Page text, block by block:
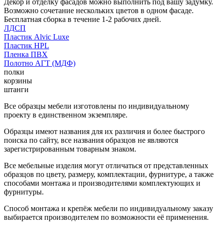
Возможно сочетание нескольких цветов в одном фасаде.
Бесплатная сборка в течение 1-2 рабочих дней.
ЛДСП
Пластик Alvic Luxe
Пластик HPL
Пленка ПВХ
Полотно АГТ (МДФ)
полки
корзины
штанги
Все образцы мебели изготовлены по индивидуальному
проекту в единственном экземпляре.
Образцы имеют названия для их различия и более быстрого
поиска по сайту, все названия образцов не являются
зарегистрированным товарным знаком.
Все мебельные изделия могут отличаться от представленных
образцов по цвету, размеру, комплектации, фурнитуре, а также
способами монтажа и производителями комплектующих и
фурнитуры.
Способ монтажа и крепёж мебели по индивидуальному заказу
выбирается производителем по возможности её применения.